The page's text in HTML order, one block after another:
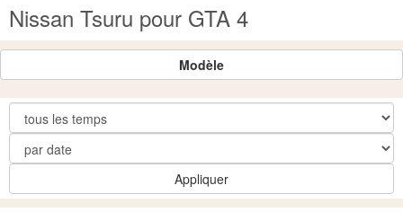
Nissan Tsuru pour GTA 4
Modèle
Appliquer